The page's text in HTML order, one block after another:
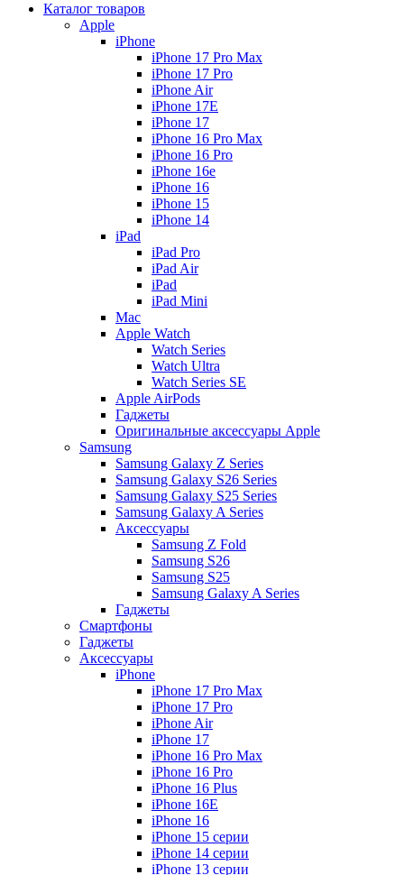
Каталог товаров
Apple
iPhone
iPhone 17 Pro Max
iPhone 17 Pro
iPhone Air
iPhone 17E
iPhone 17
iPhone 16 Pro Max
iPhone 16 Pro
iPhone 16e
iPhone 16
iPhone 15
iPhone 14
iPad
iPad Pro
iPad Air
iPad
iPad Mini
Mac
Apple Watch
Watch Series
Watch Ultra
Watch Series SE
Apple AirPods
Гаджеты
Оригинальные аксессуары Apple
Samsung
Samsung Galaxy Z Series
Samsung Galaxy S26 Series
Samsung Galaxy S25 Series
Samsung Galaxy A Series
Аксессуары
Samsung Z Fold
Samsung S26
Samsung S25
Samsung Galaxy A Series
Гаджеты
Смартфоны
Гаджеты
Аксессуары
iPhone
iPhone 17 Pro Max
iPhone 17 Pro
iPhone Air
iPhone 17
iPhone 16 Pro Max
iPhone 16 Pro
iPhone 16 Plus
iPhone 16E
iPhone 16
iPhone 15 серии
iPhone 14 серии
iPhone 13 серии